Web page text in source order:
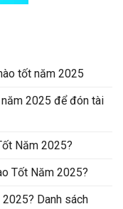
tốt năm 2025
năm 2025 để đón tài
Năm 2025?
Tốt Năm 2025?
Danh sách